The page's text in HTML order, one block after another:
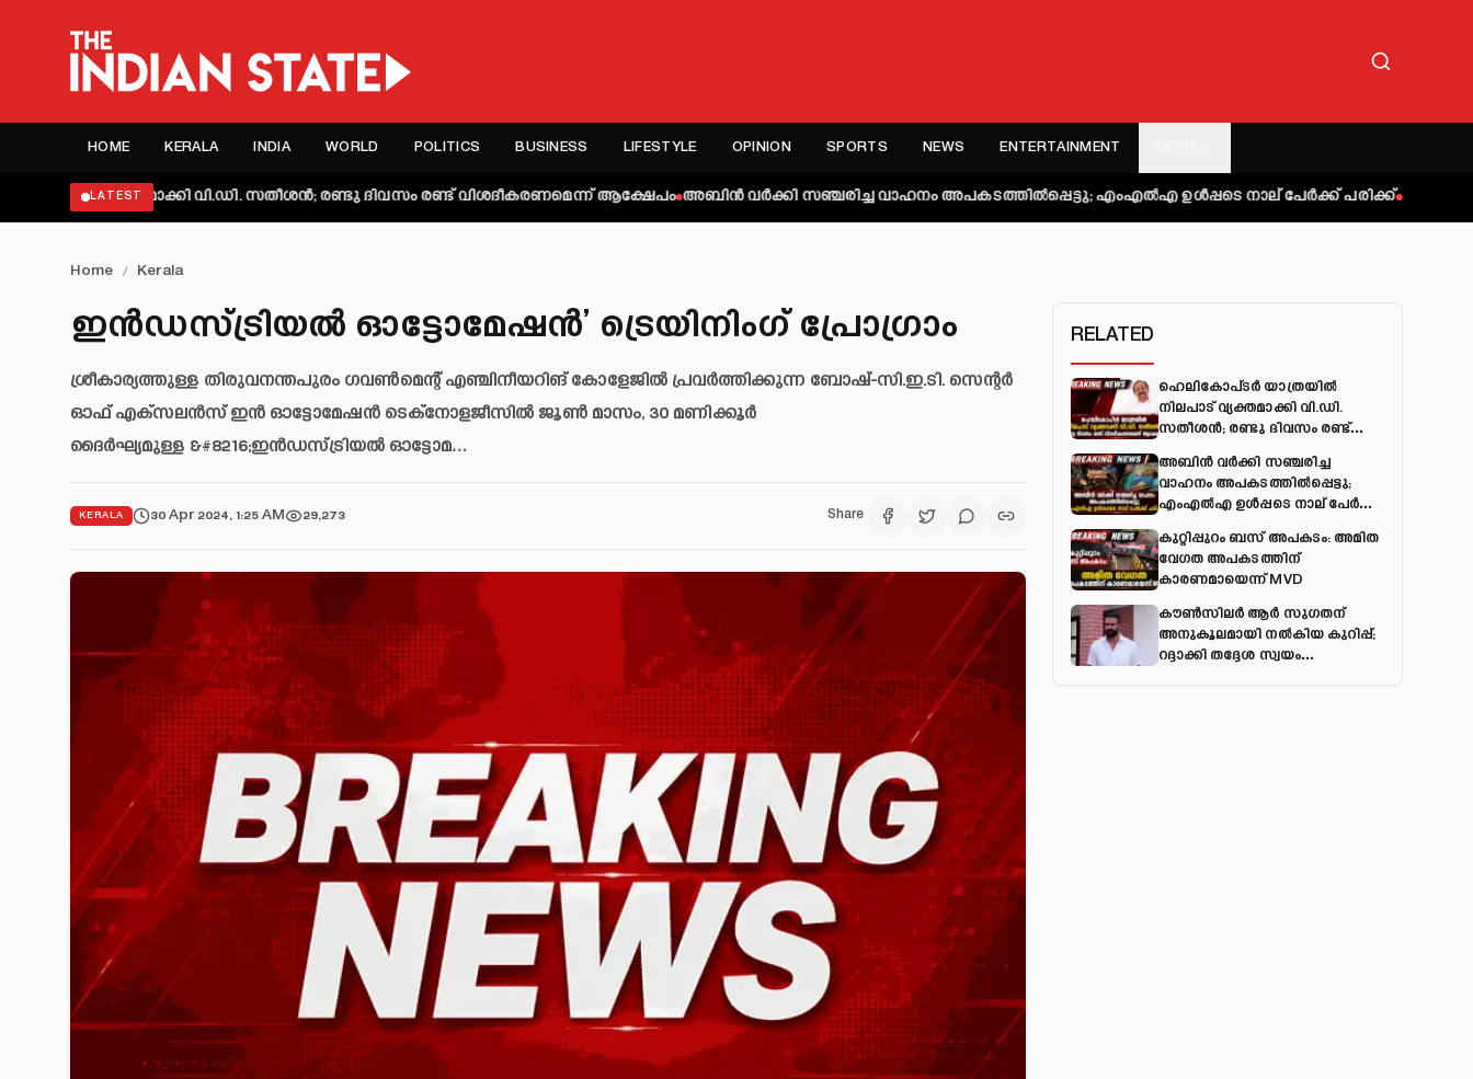
HOME KERALA INDIA WORLD POLITICS BUSINESS LIFESTYLE OPINION SPORTS NEWS ENTERTAINMENT
LATEST
വ്യക്തമാക്കി വി.ഡി. സതീശൻ; രണ്ടു ദിവസം രണ്ട് വിശദീകരണമെന്ന് ആക്ഷേപം അബിന്‍ വര്‍ക്കി സഞ്ചരിച്ച വാഹനം അപകടത്തില്‍പ്പെട്ടു; എംഎല്‍എ ഉള്‍പ്പടെ നാല് പേര്‍ക്ക് പരിക്ക് കുറ്റിപ്പുറം ബസ്
Home / Kerala
ഇൻഡസ്ട്രിയൽ ഓട്ടോമേഷൻ’ ട്രെയിനിംഗ് പ്രോഗ്രാം
ശ്രീകാര്യത്തുള്ള തിരുവനന്തപുരം ഗവൺമെന്റ് എഞ്ചിനീയറിങ് കോളേജിൽ പ്രവർത്തിക്കുന്ന ബോഷ്-സി.ഇ.ടി. സെന്റർ
ഓഫ് എക്‌സലൻസ് ഇൻ ഓട്ടോമേഷൻ ടെക്‌നോളജീസിൽ ജൂൺ മാസം, 30 മണിക്കൂർ
ദൈർഘ്യമുള്ള &#8216;ഇൻഡസ്ട്രിയൽ ഓട്ടോമ…
KERALA 30 Apr 2024, 1:25 AM 29,273 Share
RELATED
ഹെലികോപ്ടർ യാത്രയിൽ
നിലപാട് വ്യക്തമാക്കി വി.ഡി.
സതീശൻ; രണ്ടു ദിവസം രണ്ട്
അബിന്‍ വര്‍ക്കി സഞ്ചരിച്ച
വാഹനം അപകടത്തില്‍പ്പെട്ടു;
എംഎല്‍എ ഉള്‍പ്പടെ നാല് പേര്‍ക്ക്
കുറ്റിപ്പുറം ബസ് അപകടം: അമിത
വേഗത അപകടത്തിന്
കാരണമായെന്ന് MVD
കൗൺസിലർ ആർ സുഗതന്
അനുകൂലമായി നല്‍കിയ കുറിപ്പ്;
റദ്ദാക്കി തദ്ദേശ സ്വയം